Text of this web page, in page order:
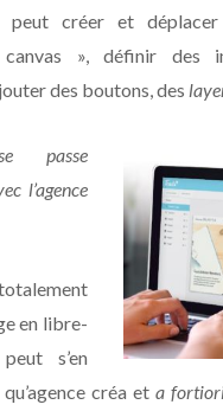
peut créer et
», définir des
des boutons, des
passe
l’agence
en libre-
s’en
créa eta